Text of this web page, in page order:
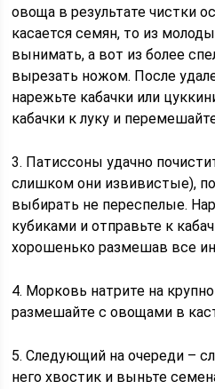
овоща в результате чистки
касается семян, то из
вынимать, а вот из более
вырезать ножом. После
нарежьте кабачки или
кабачки к луку и
3. Патиссоны удачно
слишком они извивистые),
выбирать не переспелые.
кубиками и отправьте к
хорошенько размешав все
4. Морковь натрите на
размешайте с овощами в
5. Следующий на очереди –
него хвостик и выньте